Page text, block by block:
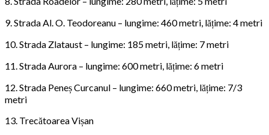
9. Strada Al. O. Teodoreanu – lungime: 460 metri, lățime: 4 metri
10. Strada Zlataust – lungime: 185 metri, lățime: 7 metri
11. Strada Aurora – lungime: 600 metri, lățime: 6 metri
12. Strada Peneș Curcanul – lungime: 660 metri, lățime: 7/3
metri
13. Trecătoarea Vișan